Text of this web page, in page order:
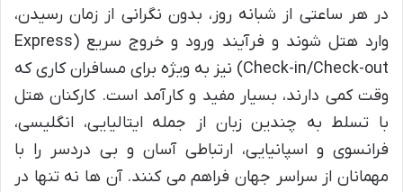
در هر ساعتی از شبانه روز، بدون نگرانی از زمان رسیدن،
وارد هتل شوند و فرآیند ورود و خروج سریع (Express
Check-in/Check-out) نیز به ویژه برای مسافران کاری که
وقت کمی دارند، بسیار مفید و کارآمد است. کارکنان هتل
با تسلط به چندین زبان از جمله ایتالیایی، انگلیسی،
فرانسوی و اسپانیایی، ارتباطی آسان و بی دردسر را با
مهمانان از سراسر جهان فراهم می کنند. آن ها نه تنها در